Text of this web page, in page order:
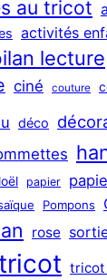
au tricot
activités
lecture
ciné couture
déco
papier
Pompons
rose
tricot